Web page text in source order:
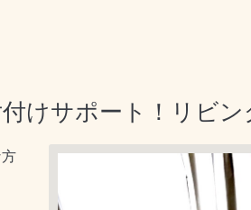
けサポート！リビン